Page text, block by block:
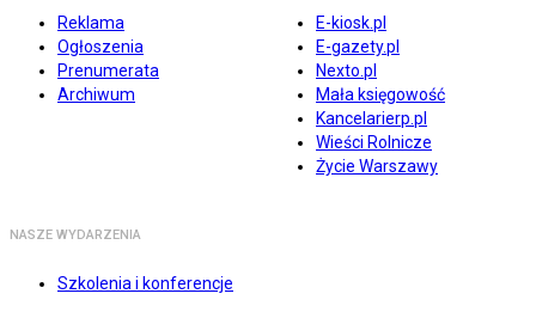
Reklama
Ogłoszenia
Prenumerata
Archiwum
E-kiosk.pl
E-gazety.pl
Nexto.pl
Mała księgowość
Kancelarierp.pl
Wieści Rolnicze
Życie Warszawy
NASZE WYDARZENIA
Szkolenia i konferencje